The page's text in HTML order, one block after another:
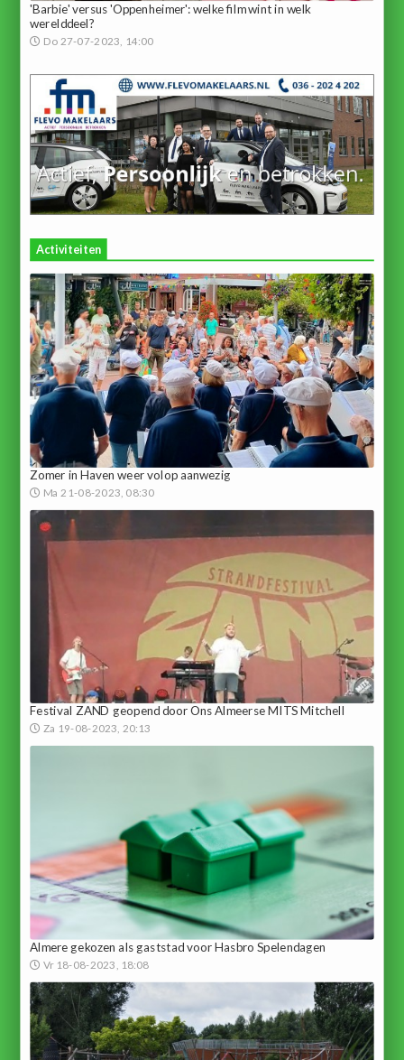
'Barbie' versus 'Oppenheimer': welke film wint in welk
werelddeel?
Do 27-07-2023, 14:00
Activiteiten
Zomer in Haven weer volop aanwezig
Ma 21-08-2023, 08:30
Festival ZAND geopend door Ons Almeerse MITS Mitchell
Za 19-08-2023, 20:13
Almere gekozen als gaststad voor Hasbro Spelendagen
Vr 18-08-2023, 18:08